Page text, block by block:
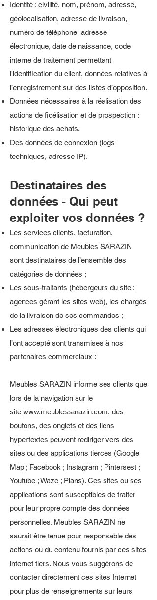
Identité : civilité, nom, prénom, adresse,
géolocalisation, adresse de livraison,
numéro de téléphone, adresse
électronique, date de naissance, code
interne de traitement permettant
l'identification du client, données relatives à
l’enregistrement sur des listes d’opposition.
Données nécessaires à la réalisation des
actions de fidélisation et de prospection :
historique des achats.
Des données de connexion (logs
techniques, adresse IP).
Destinataires des
données - Qui peut
exploiter vos données ?
Les services clients, facturation,
communication de Meubles SARAZIN
sont destinataires de l’ensemble des
catégories de données ;
Les sous-traitants (hébergeurs du site ;
agences gérant les sites web), les chargés
de la livraison de ses commandes ;
Les adresses électroniques des clients qui
l’ont accepté sont transmises à nos
partenaires commerciaux :
Meubles SARAZIN informe ses clients que
lors de la navigation sur le
site www.meublessarazin.com, des
boutons, des onglets et des liens
hypertextes peuvent rediriger vers des
sites ou des applications tierces (Google
Map ; Facebook ; Instagram ; Pintersest ;
Youtube ; Waze ; Plans). Ces sites ou ses
applications sont susceptibles de traiter
pour leur propre compte des données
personnelles. Meubles SARAZIN ne
saurait être tenue pour responsable des
actions ou du contenu fournis par ces sites
internet tiers. Nous vous suggérons de
contacter directement ces sites Internet
pour plus de renseignements sur leurs